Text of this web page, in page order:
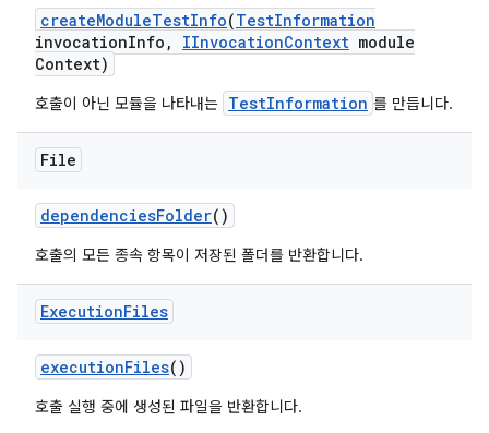
createModuleTestInfo(TestInformation
invocationInfo , IInvocationContext module
Context)
호출이 아닌 모듈을 나타내는 TestInformation 를 만듭니다.
File
dependenciesFolder()
호출의 모든 종속 항목이 저장된 폴더를 반환합니다.
ExecutionFiles
executionFiles()
호출 실행 중에 생성된 파일을 반환합니다.